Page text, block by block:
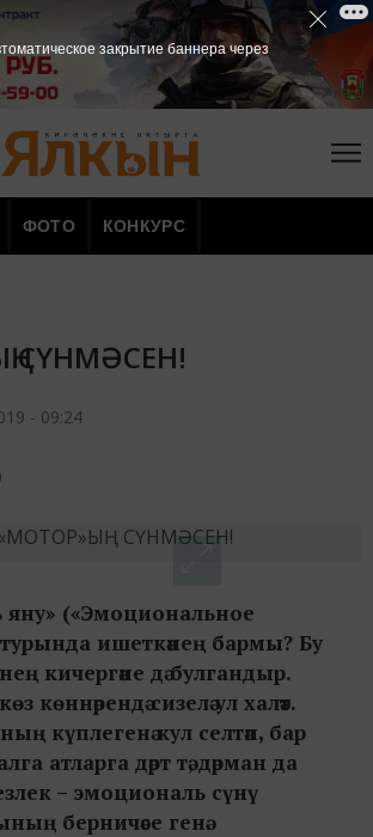
ФОТО КОНКУРС
СҮНМӘСЕН!
- 09:24
(«Эмоциональное
ишеткәнең бармы? Бу
кичергәне дә булгандыр.
көннәрендә сизелә ул халәт.
күплегенә кул селтәп, бар
атларга дәрт тә, дәрман да
– эмоциональ сүнү
берничәсе генә.
закрытие баннера через